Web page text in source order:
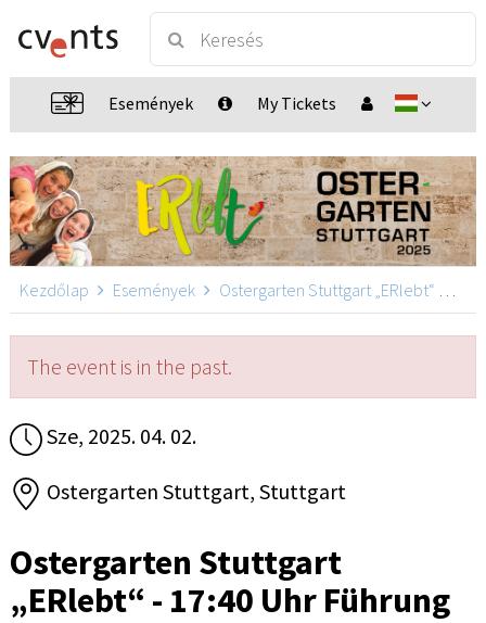
Események My Tickets
Kezdőlap Események Ostergarten Stuttgart „ERlebt“
The event is in the past.
Sze, 2025. 04. 02.
Ostergarten Stuttgart, Stuttgart
Ostergarten Stuttgart
„ERlebt“ - 17:40 Uhr Führung